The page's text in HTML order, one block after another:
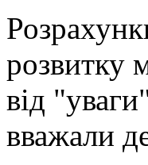
розвитку
від
вважали